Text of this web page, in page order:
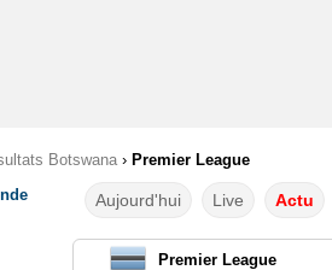
Botswana › Premier League
Aujourd'hui Live Actu
Premier League